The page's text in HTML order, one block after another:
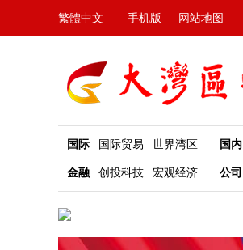
繁體中文 手机版 网站地图
国际 国际贸易 世界湾区 国内
金融 创投科技 宏观经济 公司